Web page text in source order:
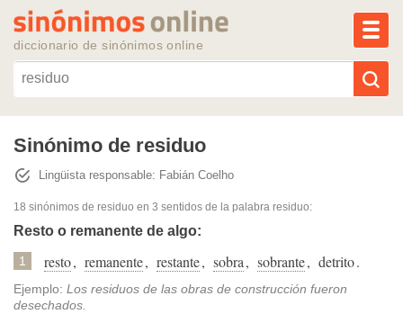
diccionario de sinónimos online
Reescribir texto con IA
Sinónimos populares
Temas populares
Temas recientes
Sinónimo de residuo
Lingüista responsable: Fabián Coelho
18 sinónimos de residuo en 3 sentidos de la palabra residuo:
Resto o remanente de algo:
1 resto, remanente, restante, sobra, sobrante, detrito.
Ejemplo: Los residuos de las obras de construcción fueron
desechados.